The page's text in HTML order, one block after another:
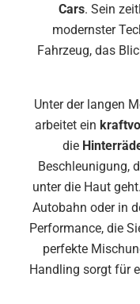
Cars. Sein
modernster
Fahrzeug, das
Unter der langen
arbeitet ein
die
Beschleunigung,
unter die Haut
Autobahn oder in
Performance, die
perfekte
Handling sorgt für